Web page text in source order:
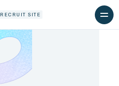
RECRUIT SITE